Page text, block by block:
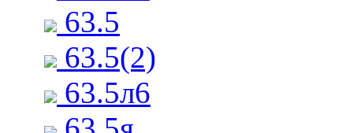
63.5
63.5(2)
63.5л6